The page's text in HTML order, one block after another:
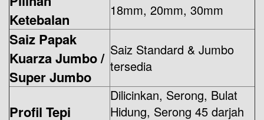
Ketebalan
18mm, 20mm, 30mm
Saiz Papak
Kuarza Jumbo /
Super Jumbo
Saiz Standard & Jumbo
tersedia
Profil Tepi
Dilicinkan, Serong, Bulat
Hidung, Serong 45 darjah